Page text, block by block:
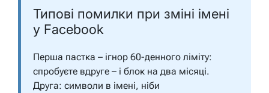
Типові помилки при зміні імені
у Facebook
Перша пастка – ігнор 60-денного ліміту:
спробуєте вдруге – і блок на два місяці.
Друга: символи в імені, ніби